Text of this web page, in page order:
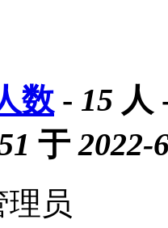
数 - 15 人
于2022-
理员